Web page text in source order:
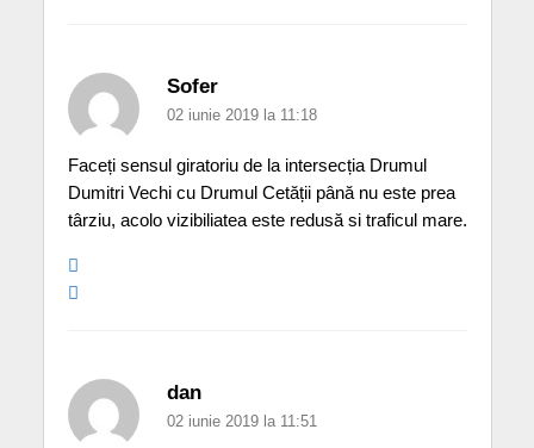
Sofer
02 iunie 2019 la 11:18
Faceți sensul giratoriu de la intersecția Drumul
Dumitri Vechi cu Drumul Cetății până nu este prea
târziu, acolo vizibiliatea este redusă si traficul mare.
dan
02 iunie 2019 la 11:51